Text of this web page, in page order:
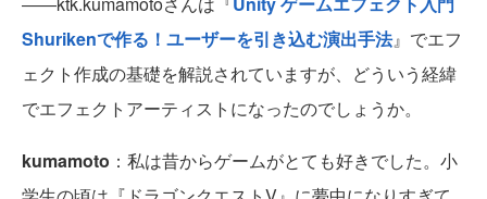
Shurikenで作る！ユーザーを引き込む演出手法』でエフ
ェクト作成の基礎を解説されていますが、どういう経緯
でエフェクトアーティストになったのでしょうか。
kumamoto ：私は昔からゲームがとても好きでした。小